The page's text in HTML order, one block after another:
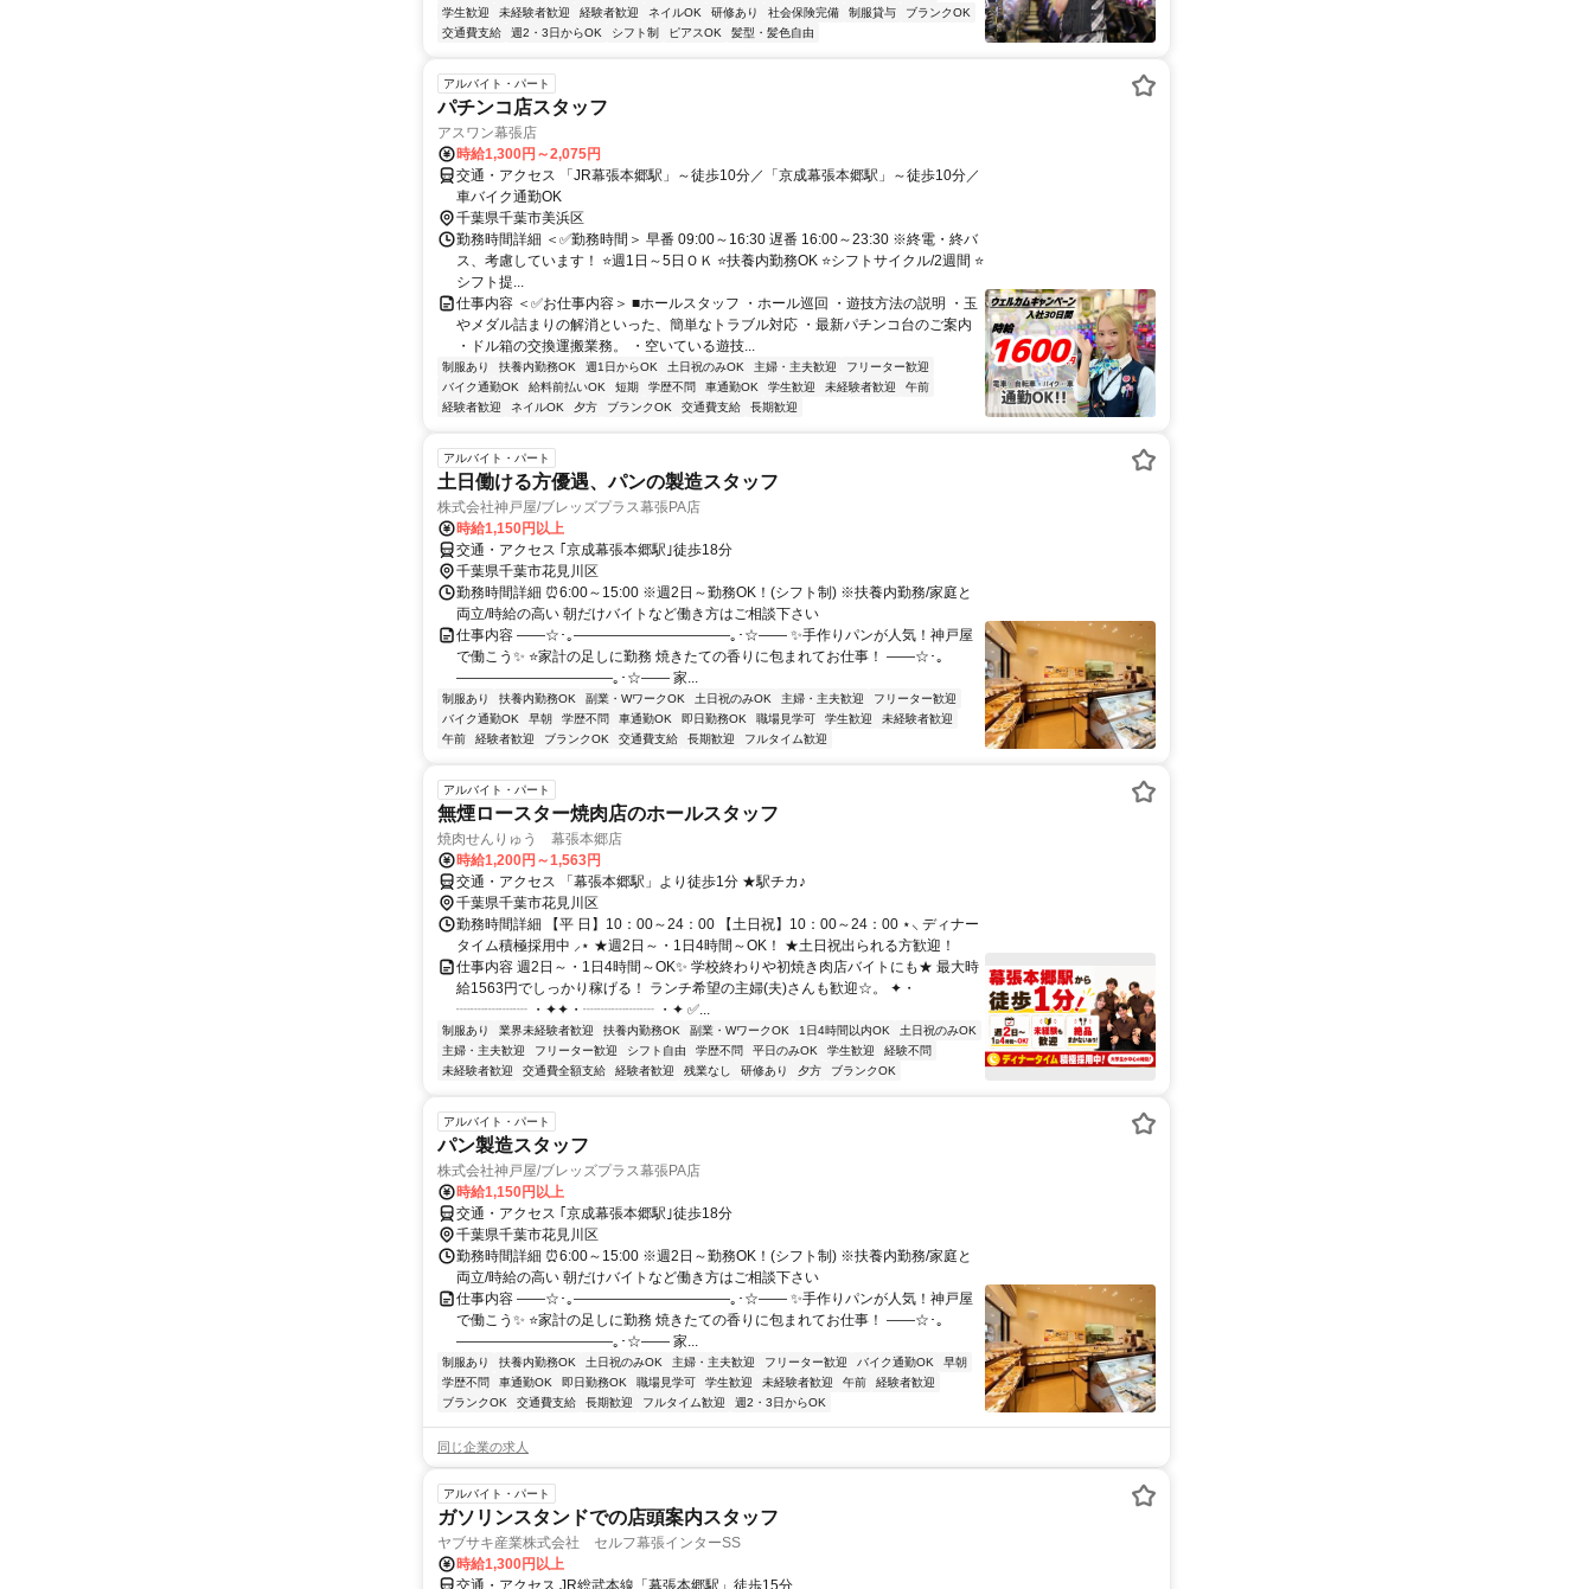
学生歓迎
未経験者歓迎 経験者歓迎 ネイルOK 研修あり 社会保険完備 制服貸与
ブランクOK
交通費支給
週2・3日からOK シフト制 ピアスOK 髪型・髪色自由
アルバイト・パート
パチンコ店スタッフ
アスワン幕張店
時給1,300円～2,075円
交通・アクセス 「JR幕張本郷駅」～徒歩10分／「京成幕張本郷駅」～徒歩10分／
車バイク通勤OK
千葉県千葉市美浜区
勤務時間詳細 ＜✅勤務時間＞ 早番 09:00～16:30 遅番 16:00～23:30 ※終電・終バ
ス、考慮しています！ ⭐週1日～5日ＯＫ ⭐扶養内勤務OK ⭐シフトサイクル/2週間 ⭐
シフト提...
仕事内容 ＜✅お仕事内容＞ ■ホールスタッフ ・ホール巡回 ・遊技方法の説明 ・玉
やメダル詰まりの解消といった、簡単なトラブル対応 ・最新パチンコ台のご案内
・ドル箱の交換運搬業務。 ・空いている遊技...
制服あり 扶養内勤務OK 週1日からOK 土日祝のみOK 主婦・主夫歓迎
フリーター歓迎
バイク通勤OK
給料前払いOK 短期 学歴不問 車通勤OK 学生歓迎 未経験者歓迎
午前
経験者歓迎
ネイルOK 夕方 ブランクOK 交通費支給 長期歓迎
アルバイト・パート
土日働ける方優遇、パンの製造スタッフ
株式会社神戸屋/ブレッズプラス幕張PA店
時給1,150円以上
交通・アクセス ｢京成幕張本郷駅｣徒歩18分
千葉県千葉市花見川区
勤務時間詳細 ⏰6:00～15:00 ※週2日～勤務OK！(シフト制) ※扶養内勤務/家庭と
両立/時給の高い 朝だけバイトなど働き方はご相談下さい
仕事内容 ――☆･｡―――――――――――｡･☆―― ✨手作りパンが人気！神戸屋
で働こう✨ ⭐家計の足しに勤務 焼きたての香りに包まれてお仕事！ ――☆･｡
―――――――――――｡･☆―― 家...
制服あり 扶養内勤務OK 副業・WワークOK 土日祝のみOK 主婦・主夫歓迎
フリーター歓迎
バイク通勤OK
早朝 学歴不問 車通勤OK 即日勤務OK 職場見学可 学生歓迎
未経験者歓迎
午前
経験者歓迎 ブランクOK 交通費支給 長期歓迎 フルタイム歓迎
アルバイト・パート
無煙ロースター焼肉店のホールスタッフ
焼肉せんりゅう 幕張本郷店
時給1,200円～1,563円
交通・アクセス 「幕張本郷駅」より徒歩1分 ★駅チカ♪
千葉県千葉市花見川区
勤務時間詳細 【平 日】10：00～24：00 【土日祝】10：00～24：00 ⋆⸜ ディナー
タイム積極採用中 ⸝⋆ ★週2日～・1日4時間～OK！ ★土日祝出られる方歓迎！
仕事内容 週2日～・1日4時間～OK✨ 学校終わりや初焼き肉店バイトにも★ 最大時
給1563円でしっかり稼げる！ ランチ希望の主婦(夫)さんも歓迎☆。 ✦・
┈┈┈┈┈ ・✦✦・┈┈┈┈┈ ・✦ ✅...
制服あり 業界未経験者歓迎 扶養内勤務OK 副業・WワークOK 1日4時間以内OK
土日祝のみOK
主婦・主夫歓迎
フリーター歓迎 シフト自由 学歴不問 平日のみOK 学生歓迎
経験不問
未経験者歓迎
交通費全額支給 経験者歓迎 残業なし 研修あり 夕方 ブランクOK
アルバイト・パート
パン製造スタッフ
株式会社神戸屋/ブレッズプラス幕張PA店
時給1,150円以上
交通・アクセス ｢京成幕張本郷駅｣徒歩18分
千葉県千葉市花見川区
勤務時間詳細 ⏰6:00～15:00 ※週2日～勤務OK！(シフト制) ※扶養内勤務/家庭と
両立/時給の高い 朝だけバイトなど働き方はご相談下さい
仕事内容 ――☆･｡―――――――――――｡･☆―― ✨手作りパンが人気！神戸屋
で働こう✨ ⭐家計の足しに勤務 焼きたての香りに包まれてお仕事！ ――☆･｡
―――――――――――｡･☆―― 家...
制服あり 扶養内勤務OK 土日祝のみOK 主婦・主夫歓迎 フリーター歓迎 バイク通勤OK
早朝
学歴不問
車通勤OK 即日勤務OK 職場見学可 学生歓迎 未経験者歓迎 午前
経験者歓迎
ブランクOK
交通費支給 長期歓迎 フルタイム歓迎 週2・3日からOK
同じ企業の求人
アルバイト・パート
ガソリンスタンドでの店頭案内スタッフ
ヤブサキ産業株式会社 セルフ幕張インターSS
時給1,300円以上
交通・アクセス JR総武本線「幕張本郷駅」徒歩15分